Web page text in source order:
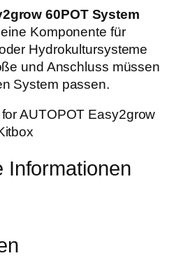
.
60POT System
Komponente für
Hydrokultursysteme
und Anschluss müssen
System passen.
AUTOPOT Easy2grow
Informationen